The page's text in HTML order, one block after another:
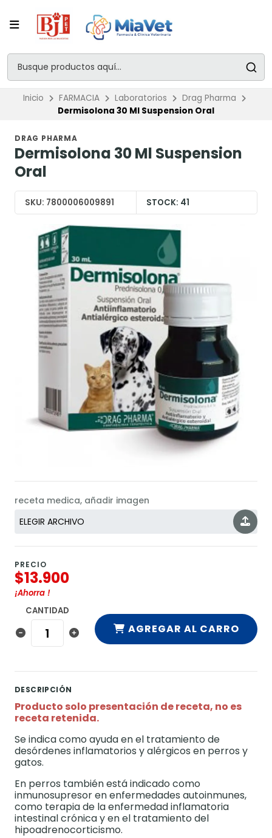
Inicio FARMACIA Laboratorios
Drag Pharma
Dermisolona 30 Ml Suspension Oral
DRAG PHARMA
Dermisolona 30 Ml Suspension
Oral
SKU: 7800006009891 STOCK: 41
receta medica, añadir imagen
PRECIO
$13.900
¡Ahorra !
CANTIDAD
AGREGAR AL CARRO
DESCRIPCIÓN
Producto solo presentación de receta, no es
receta retenida.
Se indica como ayuda en el tratamiento de
desórdenes inflamatorios y alérgicos en perros y
gatos.
En perros también está indicado como
inmunosupresor en enfermedades autoinmunes,
como terapia de la enfermedad inflamatoria
intestinal crónica y en el tratamiento del
hipoadrenocorticismo.